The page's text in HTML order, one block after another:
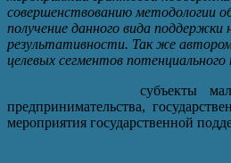
совершенствованию методологии
получение данного вида поддержки
результативности. Так же
целевых сегментов
:субъекты
предпринимательства,
мероприятия государственной